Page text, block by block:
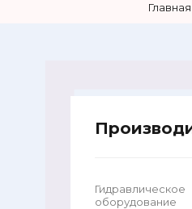
Главная
Гидравлическое
оборудование